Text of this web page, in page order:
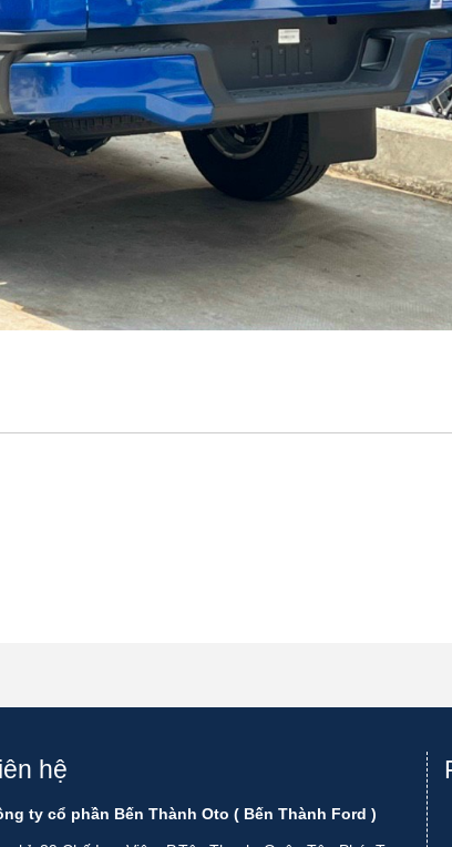
hệ
ty cổ phần Bến Thành Oto ( Bến Thành Ford )